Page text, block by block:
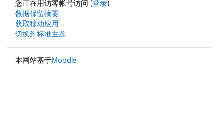
您正在用访客帐号访问 (登录)
‎数据保留摘要‎
获取移动应用
切换到标准主题
本网站基于Moodle